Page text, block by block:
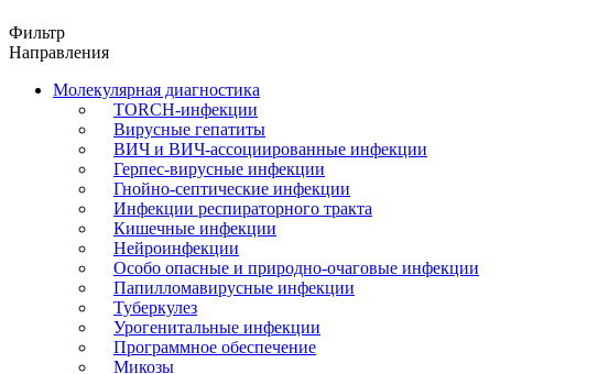
Фильтр
Направления
Молекулярная диагностика
TORCH-инфекции
Вирусные гепатиты
ВИЧ и ВИЧ-ассоциированные инфекции
Герпес-вирусные инфекции
Гнойно-септические инфекции
Инфекции респираторного тракта
Кишечные инфекции
Нейроинфекции
Особо опасные и природно-очаговые инфекции
Папилломавирусные инфекции
Туберкулез
Урогенитальные инфекции
Программное обеспечение
Микозы